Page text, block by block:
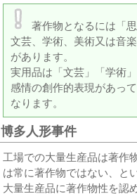
著作物となるには「
文芸、学術、美術又は音
があります。
実用品は「文芸」「学術
感情の創作的表現があっ
なります。
博多人形事件
工場での大量生産品は著作
は常に著作物ではない、と
大量生産品に著作物性を認